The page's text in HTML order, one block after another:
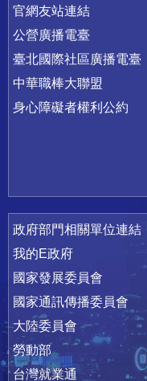
官網友站連結
公營廣播電臺
臺北國際社區廣播電臺
中華職棒大聯盟
身心障礙者權利公約
政府部門相關單位連結
我的E政府
國家發展委員會
國家通訊傳播委員會
大陸委員會
勞動部
台灣就業通